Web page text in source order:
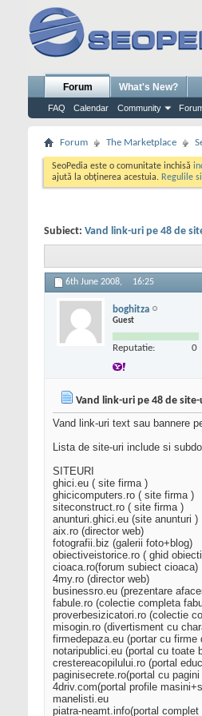
Forum
FAQ Calendar Community
What's New?
Forum The Marketplace
SeoPedia este o comunitate inchisă
ajută la obținerea acestuia. Regulile
Subiect: Vand link-uri pe 48 de
6th June 2008, 16:25
boghitza
Guest
Reputatie: 0
Vand link-uri pe 48 de
Vand link-uri text sau bannere
Lista de site-uri include si
SITEURI
ghici.eu ( site firma )
ghicicomputers.ro ( site firma )
siteconstruct.ro ( site firma )
anunturi.ghici.eu (site anunturi )
aix.ro (director web)
fotografii.biz (galerii foto+blog)
obiectiveistorice.ro ( ghid
cioaca.ro(forum subiect cioaca)
4my.ro (director web)
businessro.eu (prezentare
fabule.ro (colectie completa
proverbesizicatori.ro (colectie
misogin.ro (divertisment cu
firmedepaza.eu (portar cu
notaripublici.eu (portal cu toate
crestereacopilului.ro (portal
paginisecrete.ro(portal cu
4driv.com(portal profile
manelisti.eu
piatra-neamt.info(portal